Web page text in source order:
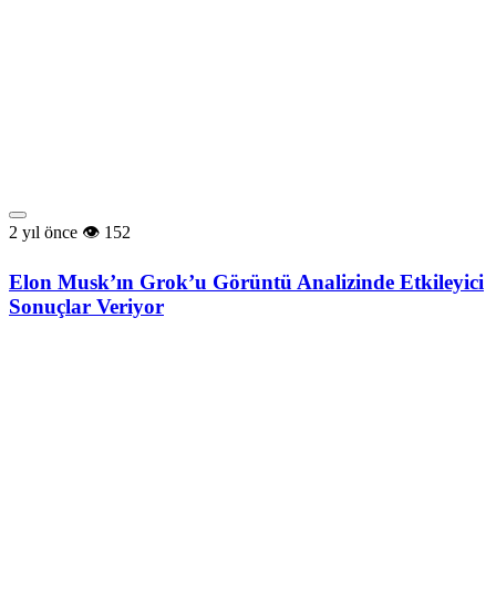
2 yıl önce 152
Elon Musk’ın Grok’u Görüntü Analizinde Etkileyici
Sonuçlar Veriyor